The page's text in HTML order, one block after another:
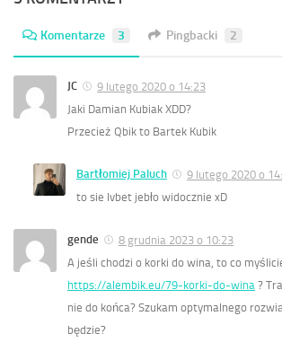
Komentarze 3 Pingbacki 2
JC
9 lutego 2020 o 14:23
Jaki Damian Kubiak XDD?
Przecież Qbik to Bartek Kubik
Bartłomiej Paluch
9 lutego 2020 o
to sie lvbet jebło widocznie xD
gende
8 grudnia 2023 o 10:23
A jeśli chodzi o korki do wina, to co
https://alembik.eu/79-korki-do-wina ?
nie do końca? Szukam optymalnego
będzie?